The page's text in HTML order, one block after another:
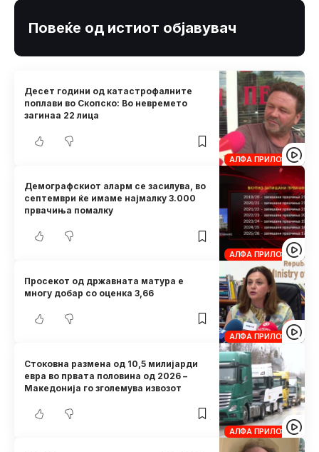
Повеќе од истиот објавувач
АЛФА ПРИЛОЗИ
Десет години од катастрофалните
поплави во Скопско: Во невремето
загинаа 22 лица
АЛФА ПРИЛОЗИ
Демографскиот аларм се засилува, во
септември ќе имаме најмалку 3.000
првачиња помалку
АЛФА ПРИЛОЗИ
Просекот од државната матура е
многу добар со оценка 3,66
АЛФА ПРИЛОЗИ
Стоковна размена од 10,5 милијарди
евра во првата половина од 2026 –
Македонија го зголемува извозот